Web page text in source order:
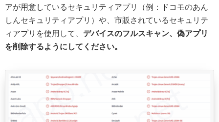
アが用意しているセキュリティアプリ（例：ドコモのあん
しんセキュリティアプリ）や、市販されているセキュリテ
ィアプリを使用して、 デバイスのフルスキャン、偽アプリ
を削除するようにしてください。